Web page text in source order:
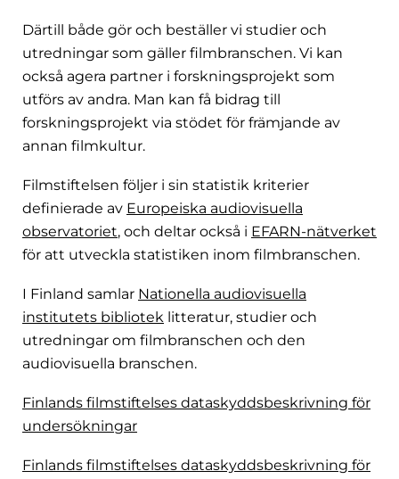
Därtill både gör och beställer vi studier och
utredningar som gäller filmbranschen. Vi kan
också agera partner i forskningsprojekt som
utförs av andra. Man kan få bidrag till
forskningsprojekt via stödet för främjande av
annan filmkultur.
Filmstiftelsen följer i sin statistik kriterier
definierade av Europeiska audiovisuella
observatoriet, och deltar också i EFARN-nätverket
för att utveckla statistiken inom filmbranschen.
I Finland samlar Nationella audiovisuella
institutets bibliotek litteratur, studier och
utredningar om filmbranschen och den
audiovisuella branschen.
Finlands filmstiftelses dataskyddsbeskrivning för
undersökningar
Finlands filmstiftelses dataskyddsbeskrivning för